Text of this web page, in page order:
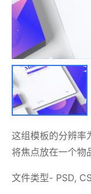
这组模板的分辨率
将焦点放在一个物
文件类型- PSD,